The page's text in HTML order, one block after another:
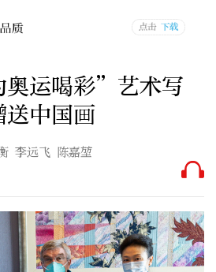
运喝彩”艺术写
送中国画
李远飞 陈嘉堃